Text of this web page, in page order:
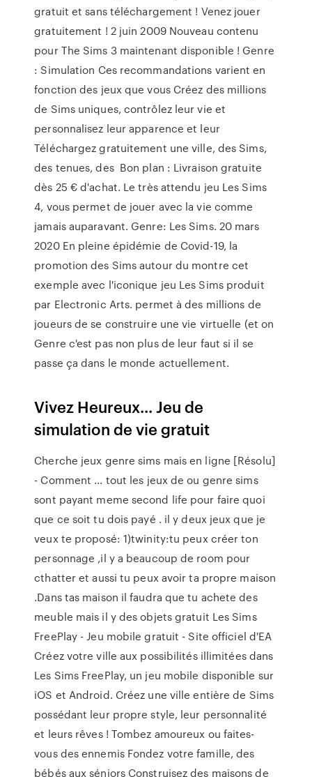
gratuit et sans téléchargement ! Venez jouer
gratuitement ! 2 juin 2009 Nouveau contenu
pour The Sims 3 maintenant disponible ! Genre
: Simulation Ces recommandations varient en
fonction des jeux que vous Créez des millions
de Sims uniques, contrôlez leur vie et
personnalisez leur apparence et leur
Téléchargez gratuitement une ville, des Sims,
des tenues, des Bon plan : Livraison gratuite
dès 25 € d'achat. Le très attendu jeu Les Sims
4, vous permet de jouer avec la vie comme
jamais auparavant. Genre: Les Sims. 20 mars
2020 En pleine épidémie de Covid-19, la
promotion des Sims autour du montre cet
exemple avec l'iconique jeu Les Sims produit
par Electronic Arts. permet à des millions de
joueurs de se construire une vie virtuelle (et on
Genre c'est pas non plus de leur faut si il se
passe ça dans le monde actuellement.
Vivez Heureux... Jeu de
simulation de vie gratuit
Cherche jeux genre sims mais en ligne [Résolu]
- Comment ... tout les jeux de ou genre sims
sont payant meme second life pour faire quoi
que ce soit tu dois payé . il y deux jeux que je
veux te proposé: 1)twinity:tu peux créer ton
personnage ,il y a beaucoup de room pour
cthatter et aussi tu peux avoir ta propre maison
.Dans tas maison il faudra que tu achete des
meuble mais il y des objets gratuit Les Sims
FreePlay - Jeu mobile gratuit - Site officiel d'EA
Créez votre ville aux possibilités illimitées dans
Les Sims FreePlay, un jeu mobile disponible sur
iOS et Android. Créez une ville entière de Sims
possédant leur propre style, leur personnalité
et leurs rêves ! Tombez amoureux ou faites-
vous des ennemis Fondez votre famille, des
bébés aux séniors Construisez des maisons de